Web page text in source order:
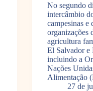
No segundo
intercâmbio
campesinas e
organizações
agricultura
El Salvador e
incluindo a
Nações
Alimentação
27 de